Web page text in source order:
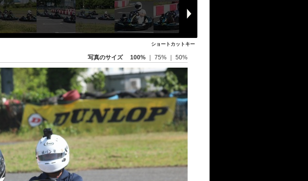
ショートカットキー
写真のサイズ 100% 75% 50%